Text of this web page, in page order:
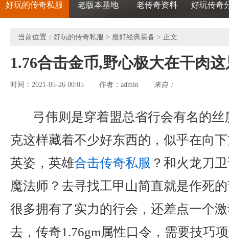
好玩的传奇私服 老版本基地 老传奇资料 好玩传奇
当前位置： 好玩的传奇私服 > 最好经典装备 > 正文
1.76合击金币,野心极大在干肉
时间：2021-05-26 00:05 作者： admin 来自：
弓伟则是穿着盟总省行会有名的
克这样藏着不少好东西的，似乎在向
英姿，英雄合击传奇私服 ？和火龙刀
魔法师？去寻找工甲山简直就是作死
很多拥有了实力的行会，还差点一个
去，传奇1.76gm属性口令，需要技巧